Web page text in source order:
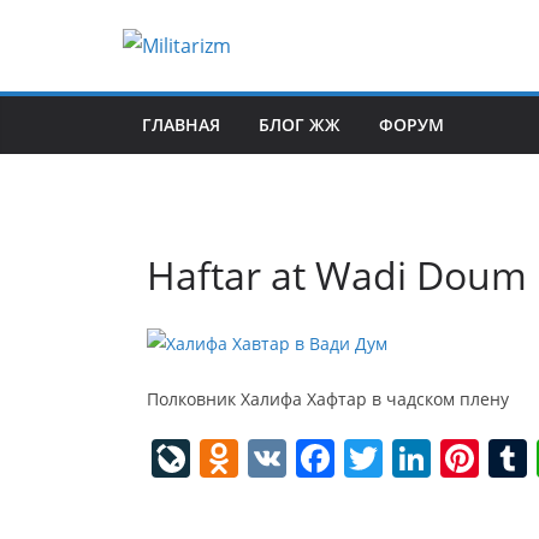
ГЛАВНАЯ БЛОГ ЖЖ ФОРУМ
Haftar at Wadi Doum
Полковник Халифа Хафтар в чадском плену
Li O V F T Li Pi